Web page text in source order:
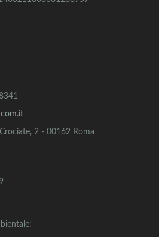
Crociate, 2 - 00162 Roma